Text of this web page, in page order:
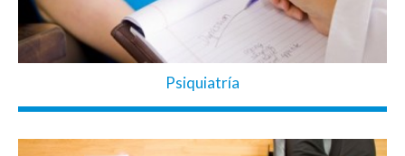
Psiquiatría